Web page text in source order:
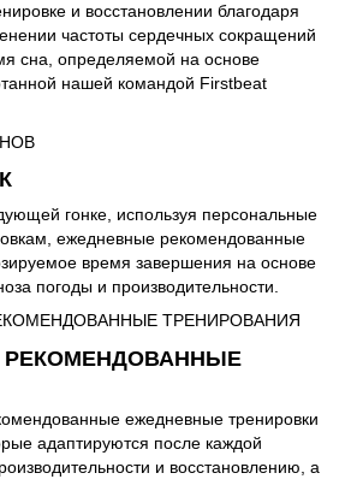
и восстановлении благодаря
частоты сердечных сокращений
сна, определяемой на основе
нашей командой Firstbeat
гонке, используя персональные
ежедневные рекомендованные
время завершения на основе
погоды и производительности.
ежедневные тренировки
адаптируются после каждой
и восстановлению, а